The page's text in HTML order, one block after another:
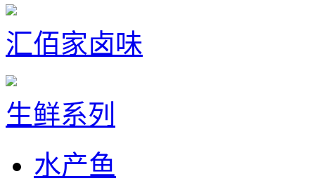
汇佰家卤味
生鲜系列
水产鱼